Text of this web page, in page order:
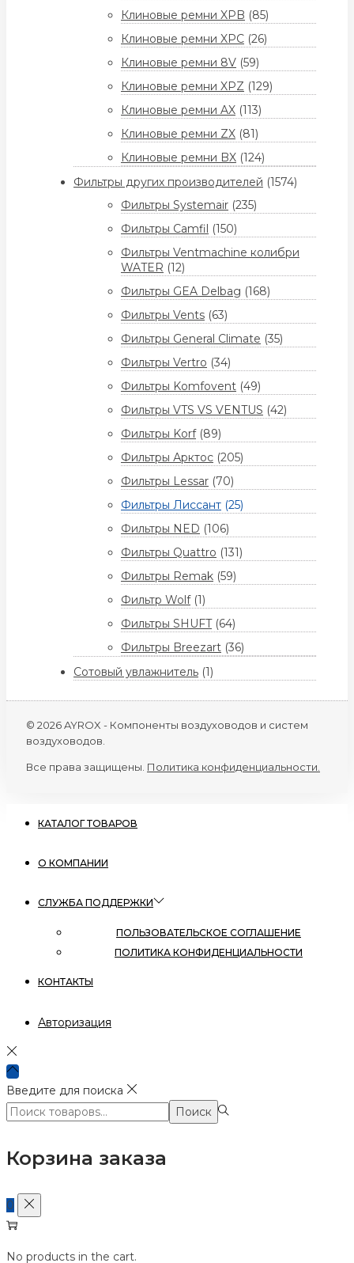
Клиновые ремни XPB (85)
Клиновые ремни XPC (26)
Клиновые ремни 8V (59)
Клиновые ремни XPZ (129)
Клиновые ремни AX (113)
Клиновые ремни ZX (81)
Клиновые ремни BX (124)
Фильтры других производителей (1574)
Фильтры Systemair (235)
Фильтры Camfil (150)
Фильтры Ventmachine колибри
WATER (12)
Фильтры GEA Delbag (168)
Фильтры Vents (63)
Фильтры General Climate (35)
Фильтры Vertro (34)
Фильтры Komfovent (49)
Фильтры VTS VS VENTUS (42)
Фильтры Korf (89)
Фильтры Арктос (205)
Фильтры Lessar (70)
Фильтры Лиссант (25)
Фильтры NED (106)
Фильтры Quattro (131)
Фильтры Remak (59)
Фильтр Wolf (1)
Фильтры SHUFT (64)
Фильтры Breezart (36)
Сотовый увлажнитель (1)
© 2026 AYROX - Компоненты воздуховодов и систем
воздуховодов.
Все права защищены. Политика конфиденциальности.
КАТАЛОГ ТОВАРОВ
О КОМПАНИИ
СЛУЖБА ПОДДЕРЖКИ
ПОЛЬЗОВАТЕЛЬСКОЕ СОГЛАШЕНИЕ
ПОЛИТИКА КОНФИДЕНЦИАЛЬНОСТИ
КОНТАКТЫ
Авторизация
Введите для поиска
Поиск:>
Поиск
Корзина заказа
0
No products in the cart.